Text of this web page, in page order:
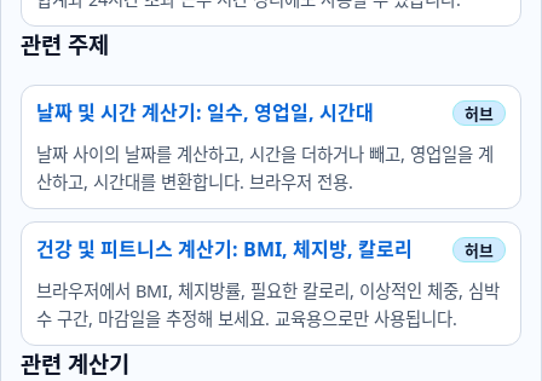
관련 주제
날짜 및 시간 계산기: 일수, 영업일, 시간대
날짜 사이의 날짜를 계산하고, 시간을 더하거나 빼고, 영업일을 계
산하고, 시간대를 변환합니다. 브라우저 전용.
건강 및 피트니스 계산기: BMI, 체지방, 칼로리
브라우저에서 BMI, 체지방률, 필요한 칼로리, 이상적인 체중, 심박
수 구간, 마감일을 추정해 보세요. 교육용으로만 사용됩니다.
관련 계산기